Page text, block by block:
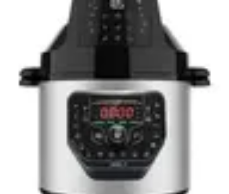
Recettes de Poissons
Recettes de PapilloteRecettes Faciles Recettes
Recettes de
Recettes de Poisson
Recettes de Poissons